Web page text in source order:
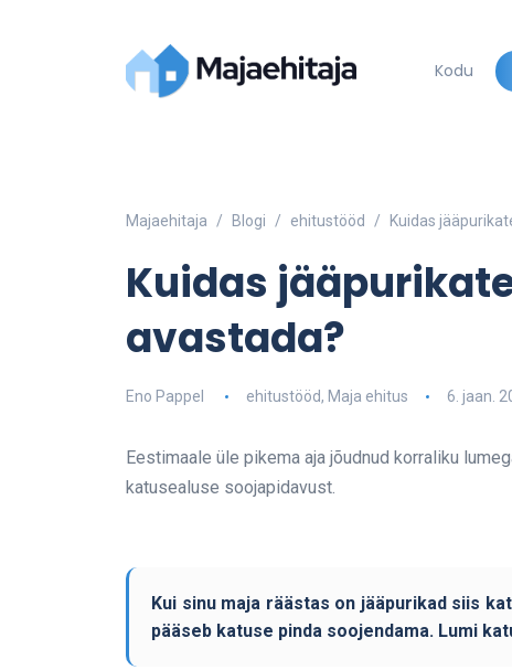
Kodu
Majaehitaja Blogi ehitustööd Kuidas
Kuidas
avastada?
Eno Pappel ehitustööd, Maja ehitus 6. jaan.
Eestimaale üle pikema aja jõudnud korraliku
katusealuse soojapidavust.
Kui sinu maja räästas on jääpurikad siis
pääseb katuse pinda soojendama. Lumi